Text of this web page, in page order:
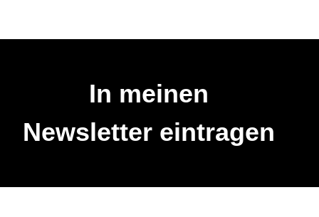
In meinen
Newsletter eintragen